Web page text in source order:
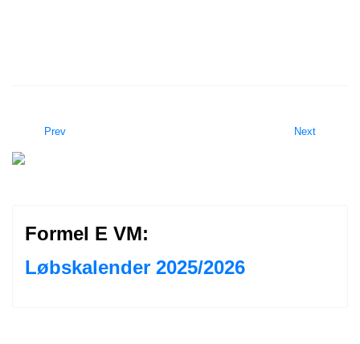
Prev Next
Formel E VM:
Løbskalender 2025/2026